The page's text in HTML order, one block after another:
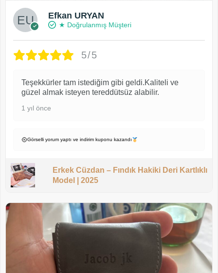
Efkan URYAN
★ Doğrulanmış Müşteri
5/5
Teşekkürler tam istediğim gibi geldi.Kaliteli ve
güzel almak isteyen tereddütsüz alabilir.
1 yıl önce
Görselli yorum yaptı ve indirim kuponu kazandı
Erkek Cüzdan – Fındık Hakiki Deri Kartlıklı
Model | 2025